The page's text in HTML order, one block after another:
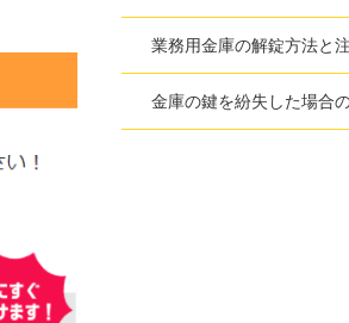
業務用金庫の解錠方法と
金庫の鍵を紛失した場合